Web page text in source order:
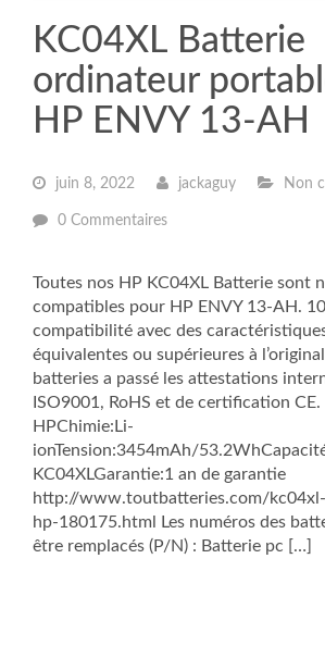
KC04XL Batterie
ordinateur
HP ENVY 13-AH
juin 8, 2022 jackaguy Non
0 Commentaires
Toutes nos HP KC04XL Batterie sont
compatibles pour HP ENVY 13-AH.
compatibilité avec des
équivalentes ou supérieures à
batteries a passé les attestations
ISO9001, RoHS et de certification
HPChimie:Li-
ionTension:3454mAh/
KC04XLGarantie:1 an de garantie
http://www.toutbatteries.com/
hp-180175.html Les numéros des
être remplacés (P/N) : Batterie pc […]